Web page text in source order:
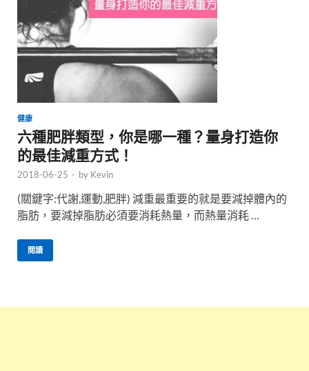
健康
六種肥胖類型，你是哪一種？量身打造你
的最佳減重方式！
2018-06-25 - by Kevin
(關鍵字:代謝,運動,肥胖) 減重最重要的就是要減掉體內的
脂肪，要減掉脂肪必須要消耗熱量，而熱量消耗 …
閱讀